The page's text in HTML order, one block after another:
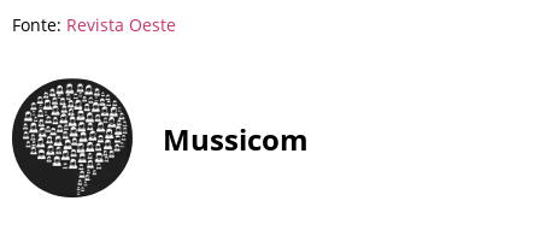
Fonte: Revista Oeste
Mussicom